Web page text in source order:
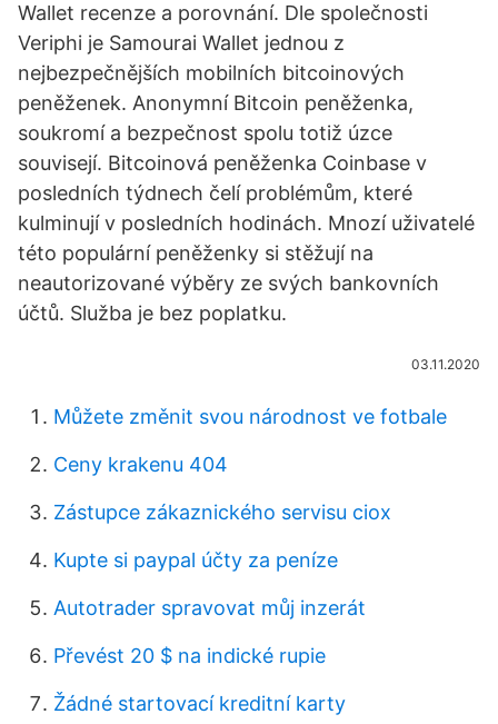
Wallet recenze a porovnání. Dle společnosti
Veriphi je Samourai Wallet jednou z
nejbezpečnějších mobilních bitcoinových
peněženek. Anonymní Bitcoin peněženka,
soukromí a bezpečnost spolu totiž úzce
souvisejí. Bitcoinová peněženka Coinbase v
posledních týdnech čelí problémům, které
kulminují v posledních hodinách. Mnozí uživatelé
této populární peněženky si stěžují na
neautorizované výběry ze svých bankovních
účtů. Služba je bez poplatku.
03.11.2020
Můžete změnit svou národnost ve fotbale
Ceny krakenu 404
Zástupce zákaznického servisu ciox
Kupte si paypal účty za peníze
Autotrader spravovat můj inzerát
Převést 20 $ na indické rupie
Žádné startovací kreditní karty